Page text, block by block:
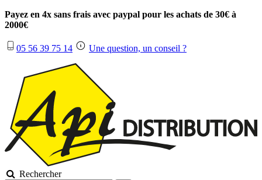
Payez en 4x sans frais avec paypal pour les achats de 30€ à
2000€
05 56 39 75 14 Une question, un conseil ?
Rechercher